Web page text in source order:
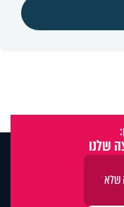
שלנו